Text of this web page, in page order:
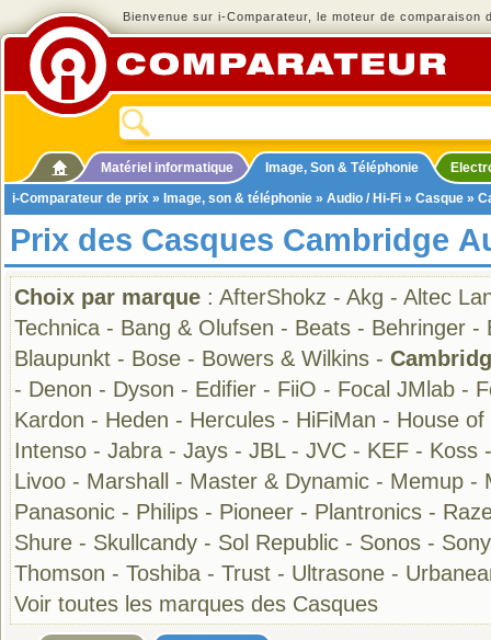
Bienvenue sur i-Comparateur, le moteur de comparaison
Matériel informatique Image, Son & Téléphonie
i-Comparateur de prix » Image, son & téléphonie » Audio / Hi-Fi » Casque »
Prix des Casques Cambridge
Choix par marque : AfterShokz - Akg - Altec
Technica - Bang & Olufsen - Beats - Behringer -
Blaupunkt - Bose - Bowers & Wilkins -
- Denon - Dyson - Edifier - FiiO - Focal JMlab -
Kardon - Heden - Hercules - HiFiMan - House of
Intenso - Jabra - Jays - JBL- JVC - KEF - Koss
Livoo - Marshall - Master & Dynamic - Memup -
Panasonic - Philips - Pioneer - Plantronics -
Shure - Skullcandy - Sol Republic - Sonos - Sony
Thomson - Toshiba - Trust - Ultrasone -
Voir toutes les marques des Casques